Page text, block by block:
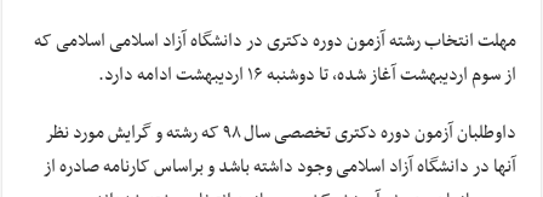
مهلت انتخاب رشته آزمون دوره دکتری در دانشگاه آزاد اسلامی اسلامی که
از سوم اردیبهشت آغاز شده، تا دوشنبه ۱۶ اردیبهشت ادامه دارد.
داوطلبان آزمون دوره دکتری تخصصی سال ۹۸ که رشته و گرایش مورد نظر
آنها در دانشگاه آزاد اسلامی وجود داشته باشد وبراساسکارنامه صادره از